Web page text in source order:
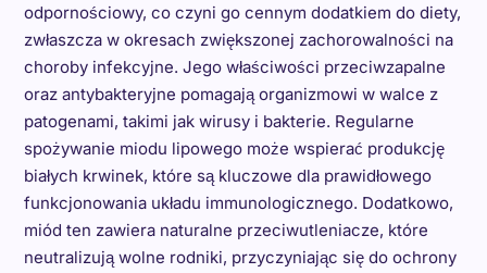
odpornościowy, co czyni go cennym dodatkiem do diety,
zwłaszcza w okresach zwiększonej zachorowalności na
choroby infekcyjne. Jego właściwości przeciwzapalne
oraz antybakteryjne pomagają organizmowi w walce z
patogenami, takimi jak wirusy i bakterie. Regularne
spożywanie miodu lipowego może wspierać produkcję
białych krwinek, które są kluczowe dla prawidłowego
funkcjonowania układu immunologicznego. Dodatkowo,
miód ten zawiera naturalne przeciwutleniacze, które
neutralizują wolne rodniki, przyczyniając się do ochrony